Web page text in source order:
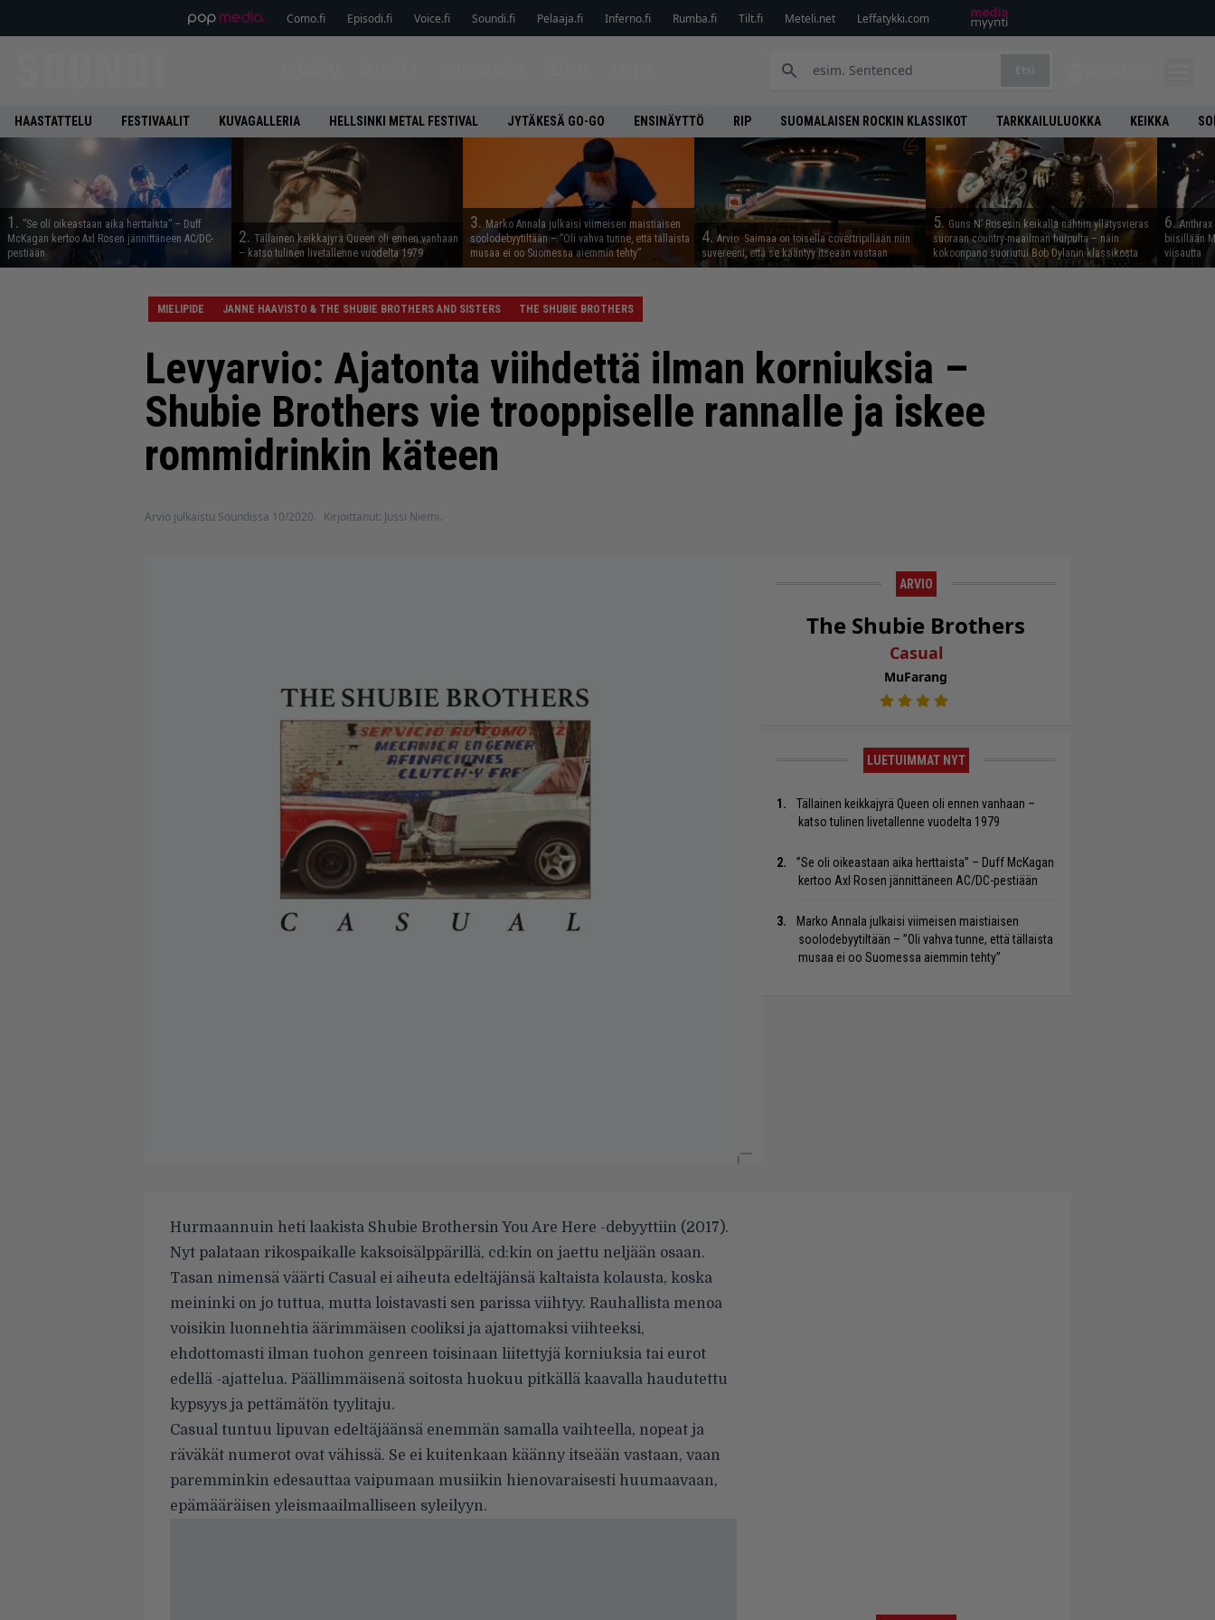
Como.fi Episodi.fi Voice.fi Soundi.fi Pelaaja.fi Inferno.fi Rumba.fi Tilt.fi Meteli.net Leffatykki.com
HAASTATTELU FESTIVAALIT KUVAGALLERIA HELLSINKI METAL FESTIVAL JYTÄKESÄ GO-GO ENSINÄYTTÖ RIP SUOMALAISEN ROCKIN KLASSIKOT TARKKAILULUOKKA KEIKKA
1. ”Se oli oikeastaan aika herttaista” – Duff
McKagan kertoo Axl Rosen jännittäneen AC/DC-
pestiään
2. Tällainen keikkajyrä Queen oli ennen vanhaan
– katso tulinen livetallenne vuodelta 1979
3. Marko Annala julkaisi viimeisen maistiaisen
soolodebyytiltään – ”Oli vahva tunne, että tällaista
musaa ei oo Suomessa aiemmin tehty”
4. Arvio: Saimaa on toisella covertripillään niin
suvereeni, että se kääntyy itseään vastaan
5. Guns N’ Rosesin keikalla nähtiin yllätysvieras
suoraan country-maailman huipulta – näin
kokoonpano suoriutui Bob Dylanin klassikosta
6.
biisillään
viisautta
MIELIPIDE JANNE HAAVISTO & THE SHUBIE BROTHERS AND SISTERS THE SHUBIE BROTHERS
Levyarvio: Ajatonta viihdettä ilman korniuksia –
Shubie Brothers vie trooppiselle rannalle ja iskee
rommidrinkin käteen
Arvio julkaistu Soundissa 10/2020. Kirjoittanut: Jussi Niemi.
ARVIO
The Shubie Brothers
Casual
MuFarang
LUETUIMMAT NYT
Tällainen keikkajyrä Queen oli ennen vanhaan –
katso tulinen livetallenne vuodelta 1979
”Se oli oikeastaan aika herttaista” – Duff McKagan
kertoo Axl Rosen jännittäneen AC/DC-pestiään
Marko Annala julkaisi viimeisen maistiaisen
soolodebyytiltään – ”Oli vahva tunne, että tällaista
musaa ei oo Suomessa aiemmin tehty”
Hurmaannuin heti laakista Shubie Brothersin You Are Here -debyyttiin (2017).
Nyt palataan rikospaikalle kaksoisälppärillä, cd:kin on jaettu neljään osaan.
Tasan nimensä väärti Casual ei aiheuta edeltäjänsä kaltaista kolausta, koska
meininki on jo tuttua, mutta loistavasti sen parissa viihtyy. Rauhallista menoa
voisikin luonnehtia äärimmäisen cooliksi ja ajattomaksi viihteeksi,
ehdottomasti ilman tuohon genreen toisinaan liitettyjä korniuksia tai eurot
edellä -ajattelua. Päällimmäisenä soitosta huokuu pitkällä kaavalla haudutettu
kypsyys ja pettämätön tyylitaju.
Casual tuntuu lipuvan edeltäjäänsä enemmän samalla vaihteella, nopeat ja
räväkät numerot ovat vähissä. Se ei kuitenkaan käänny itseään vastaan, vaan
paremminkin edesauttaa vaipumaan musiikin hienovaraisesti huumaavaan,
epämääräisen yleismaailmalliseen syleilyyn.